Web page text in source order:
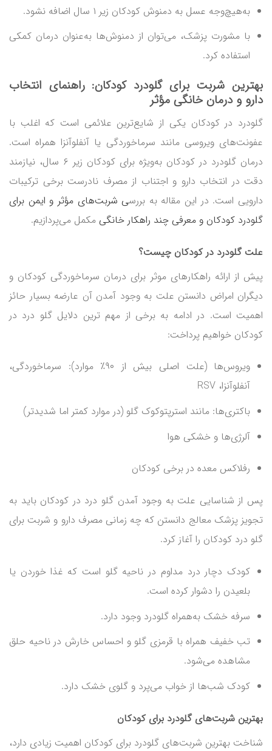
به‌هیچ‌وجه عسل به دمنوش کودکان زیر ۱ سال اضافه نشود.
با مشورت پزشک، می‌توان از دمنوش‌ها به‌عنوان درمان کمکی
استفاده کرد.
بهترین شربت برای گلودرد کودکان: راهنمای انتخاب
دارو و درمان خانگی مؤثر
گلودرد در کودکان یکی از شایع‌ترین علائمی است که اغلب با
عفونت‌های ویروسی مانند سرماخوردگی یا آنفلوآنزا همراه است.
درمان گلودرد در کودکان به‌ویژه برای کودکان زیر ۶ سال، نیازمند
دقت در انتخاب دارو و اجتناب از مصرف نادرست برخی ترکیبات
دارویی است. در این مقاله به بررسی شربت‌های مؤثر و ایمن برای
گلودرد کودکان و معرفی چند راهکار خانگی مکمل می‌پردازیم.
علت گلودرد در کودکان چیست؟
پیش از ارائه راهکارهای موثر برای درمان سرماخوردگی کودکان و
دیگران امراض دانستن علت به وجود آمدن آن عارضه بسیار حائز
اهمیت است. در ادامه به برخی از مهم ترین دلایل گلو درد در
کودکان خواهیم پرداخت:
ویروس‌ها (علت اصلی بیش از ۹۰٪ موارد): سرماخوردگی،
آنفلوآنزا، RSV
باکتری‌ها: مانند استرپتوکوک گلو (در موارد کمتر اما شدیدتر)
آلرژی‌ها و خشکی هوا
رفلاکس معده در برخی کودکان
پس از شناسایی علت به وجود آمدن گلو درد در کودکان باید به
تجویز پزشک معالج دانستن که چه زمانی مصرف دارو و شربت برای
گلو درد کودکان را آغاز کرد.
کودک دچار درد مداوم در ناحیه گلو است که غذا خوردن یا
بلعیدن را دشوار کرده است.
سرفه خشک به‌همراه گلودرد وجود دارد.
تب خفیف همراه با قرمزی گلو و احساس خارش در ناحیه حلق
مشاهده می‌شود.
کودک شب‌ها از خواب می‌پرد و گلوی خشک دارد.
بهترین شربت‌های گلودرد برای کودکان
شناخت بهترین شربت‌های گلودرد برای کودکان اهمیت زیادی دارد،